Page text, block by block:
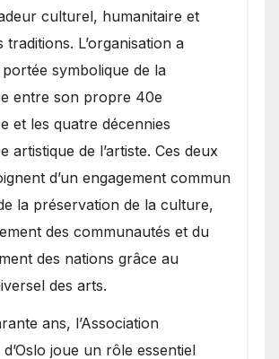
culturel, humanitaire et
traditions. L’organisation a
symbolique de la
entre son propre 40e
et les quatre décennies
artistique de l’artiste. Ces deux
d’un engagement commun
la préservation de la culture,
des communautés et du
des nations grâce au
des arts.
ans, l’Association
joue un rôle essentiel